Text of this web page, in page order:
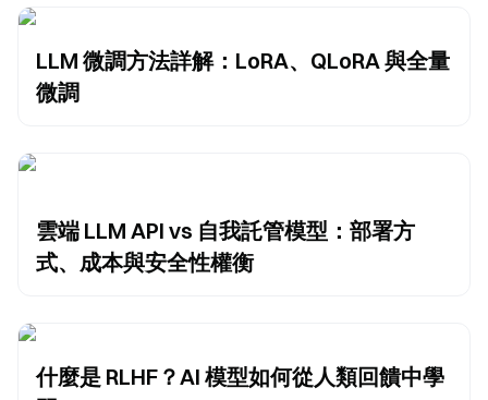
LLM 微調方法詳解：LoRA、QLoRA 與全量
微調
雲端 LLM API vs 自我託管模型：部署方
式、成本與安全性權衡
什麼是 RLHF？AI 模型如何從人類回饋中學